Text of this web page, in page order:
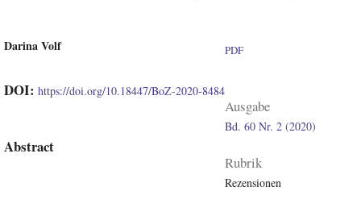
Darina Volf
DOI: https://doi.org/10.18447/BoZ-2020-8484
Abstract
PDF
Ausgabe
Bd. 60 Nr. 2 (2020)
Rubrik
Rezensionen